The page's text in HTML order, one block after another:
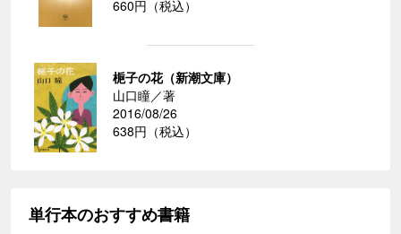
660円（税込）
梔子の花（新潮文庫）
山口瞳／著
2016/08/26
638円（税込）
単行本のおすすめ書籍